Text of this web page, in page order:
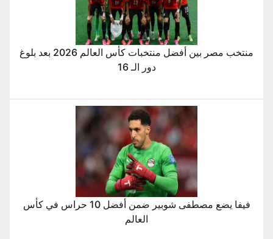
منتخب مصر بين أفضل منتخبات كأس العالم 2026 بعد بلوغ
دور الـ 16
فيفا يضع مصطفى شوبير ضمن أفضل 10 حراس في كأس
العالم